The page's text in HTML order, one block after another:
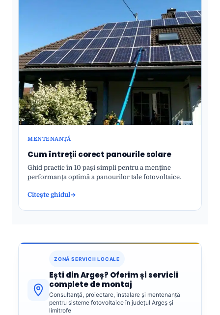
MENTENANȚĂ
Cum întreții corect panourile solare
Ghid practic în 10 pași simpli pentru a menține
performanța optimă a panourilor tale fotovoltaice.
Citește ghidul
ZONĂ SERVICII LOCALE
Ești din Argeș? Oferim și servicii
complete de montaj
Consultanță, proiectare, instalare și mentenanță
pentru sisteme fotovoltaice în județul Argeș și
limitrofe